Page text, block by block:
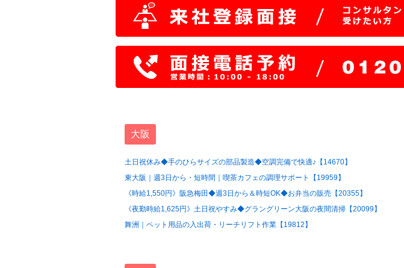
大阪
土日祝休み◆手のひらサイズの部品製造◆空調完備で快適♪【14670】
東大阪｜週3日から・短時間｜喫茶カフェの調理サポート【19959】
《時給1,550円》阪急梅田◆週3日から＆時短OK◆お弁当の販売【20355】
《夜勤時給1,625円》土日祝やすみ◆グラングリーン大阪の夜間清掃【20099】
舞洲｜ペット用品の入出荷・リーチリフト作業【19812】